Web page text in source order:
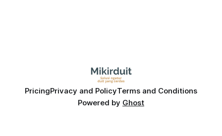
PricingPrivacy and PolicyTerms and Conditions
Powered by Ghost